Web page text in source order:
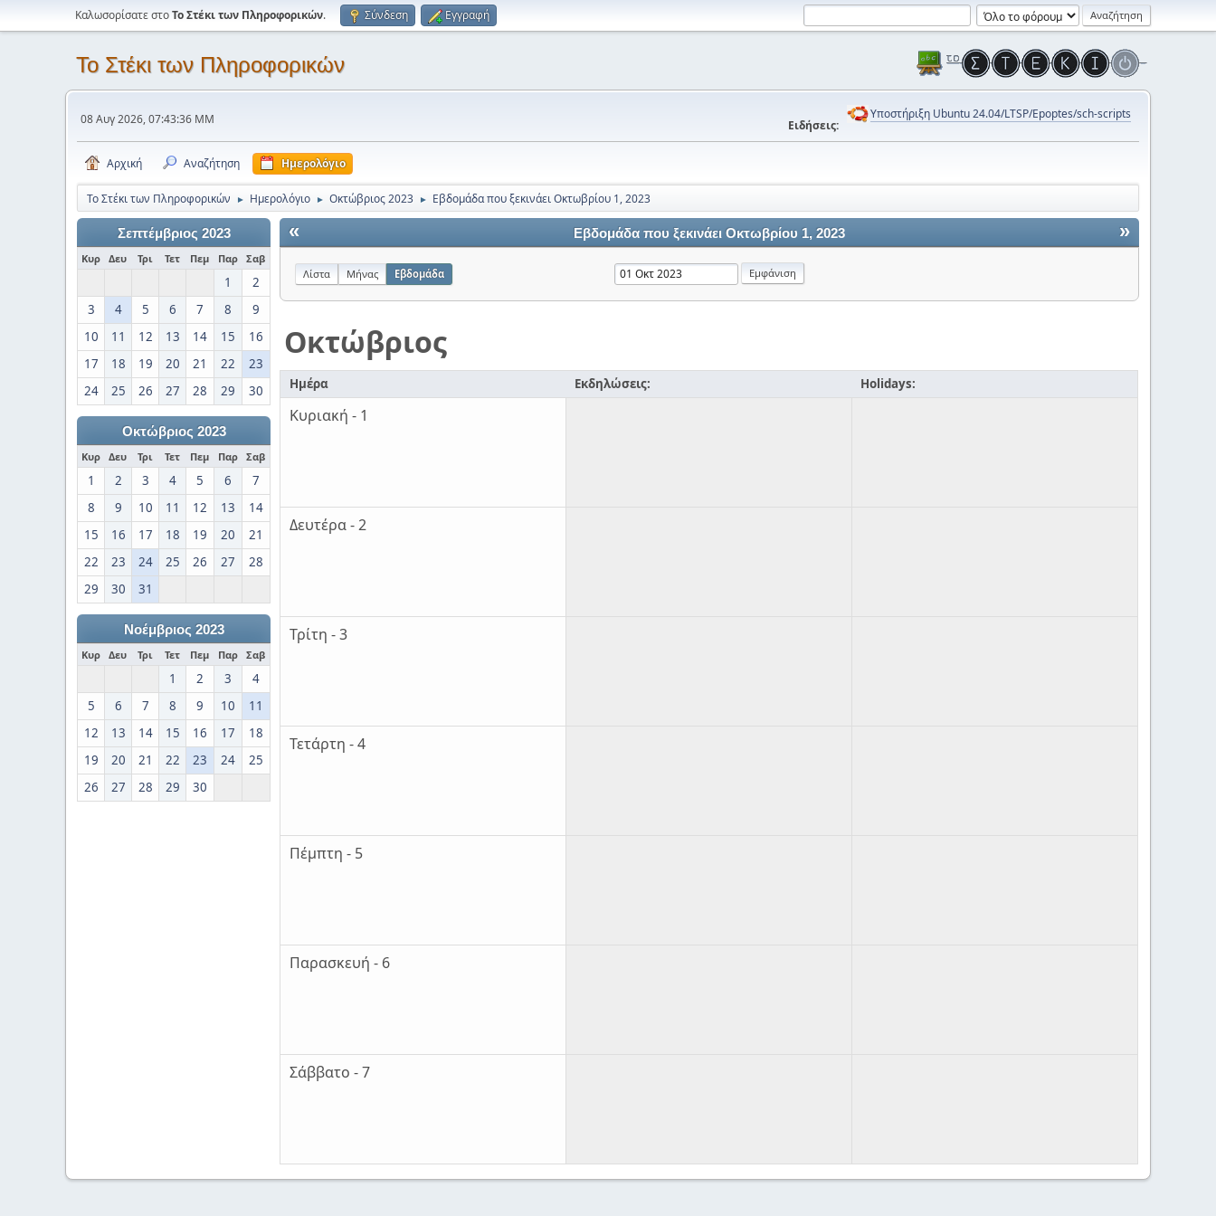
Καλωσορίσατε στοΤο Στέκι των Πληροφορικών. Σύνδεση Εγγραφή
Το Στέκι των Πληροφορικών
08 Αυγ 2026, 07:43:36 ΜΜ Ειδήσεις:
Υποστήριξη Ubuntu 24.04/LTSP/Epoptes/sch-scripts
Αρχική Αναζήτηση Ημερολόγιο
Το Στέκι των Πληροφορικών ► Ημερολόγιο ► Οκτώβριος 2023 ► Εβδομάδα που ξεκινάει Οκτωβρίου 1, 2023
Σεπτέμβριος 2023
Κυρ Δευ Τρι Τετ Πεμ Παρ Σαβ
1
2
3
4 5 6 7 8
9
10
11 12 13 14 15
16
17
18 19 20 21 22
23
24
25 26 27 28 29 30
Οκτώβριος 2023
Κυρ Δευ Τρι Τετ Πεμ Παρ Σαβ
1 2 3 4 5 6
7
8
9 10 11 12 13
14
15
16 17 18 19 20
21
22
23 24 25 26 27
28
29
30 31
Νοέμβριος 2023
Κυρ Δευ Τρι Τετ Πεμ Παρ Σαβ
1 2 3
4
5
6 7 8 9 10
11
12
13 14 15 16 17
18
19
20 21 22 23 24
25
26
27 28 29 30
« »
Εβδομάδα που ξεκινάει Οκτωβρίου 1, 2023
Λίστα Μήνας Εβδομάδα
Οκτώβριος
Ημέρα Εκδηλώσεις: Holidays:
Κυριακή - 1
Δευτέρα - 2
Τρίτη - 3
Τετάρτη - 4
Πέμπτη - 5
Παρασκευή - 6
Σάββατο - 7